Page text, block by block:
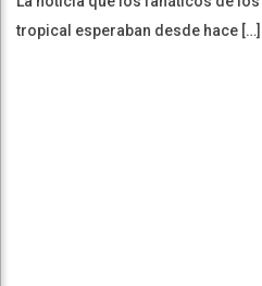
tropical esperaban desde hace […]